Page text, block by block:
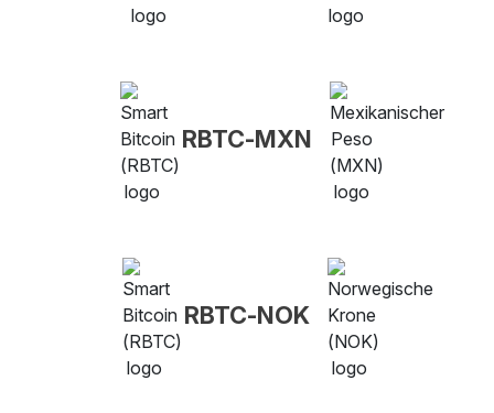
RBTC-MXN
RBTC-NOK